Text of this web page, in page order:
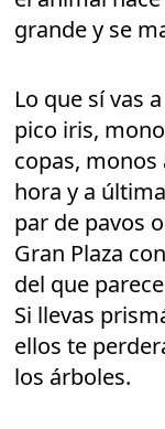
grande y se
Lo que sí vas
pico iris,
copas,
hora y a
par de pavos
Gran Plaza
del que
Si llevas
ellos te
los árboles.